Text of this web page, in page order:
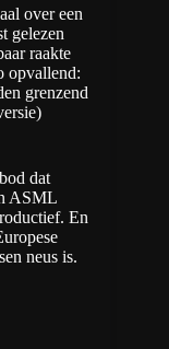
over een
gelezen
raakte
opvallend:
grenzend
dat
ASML
En
neus is.